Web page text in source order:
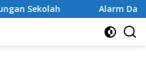
Alarm Darurat